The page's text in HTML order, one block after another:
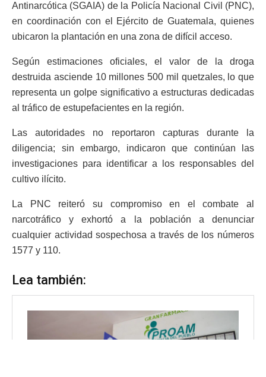
Antinarcótica (SGAIA) de la Policía Nacional Civil (PNC),
en coordinación con el Ejército de Guatemala, quienes
ubicaron la plantación en una zona de difícil acceso.
Según estimaciones oficiales, el valor de la droga
destruida asciende 10 millones 500 mil quetzales, lo que
representa un golpe significativo a estructuras dedicadas
al tráfico de estupefacientes en la región.
Las autoridades no reportaron capturas durante la
diligencia; sin embargo, indicaron que continúan las
investigaciones para identificar a los responsables del
cultivo ilícito.
La PNC reiteró su compromiso en el combate al
narcotráfico y exhortó a la población a denunciar
cualquier actividad sospechosa a través de los números
1577 y 110.
Lea también: